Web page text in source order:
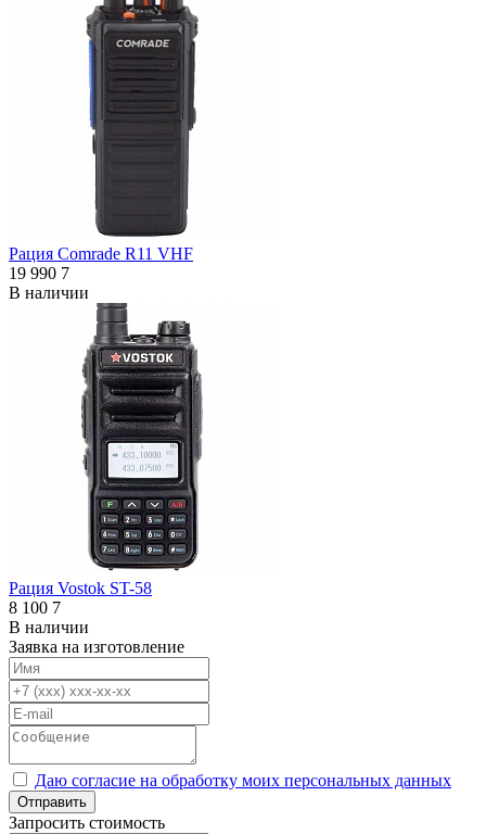
Рация Comrade R11 VHF
19 990 7
В наличии
Рация Vostok ST-58
8 100 7
В наличии
Заявка на изготовление
Даю согласие на обработку моих персональных данных
Отправить
Запросить стоимость